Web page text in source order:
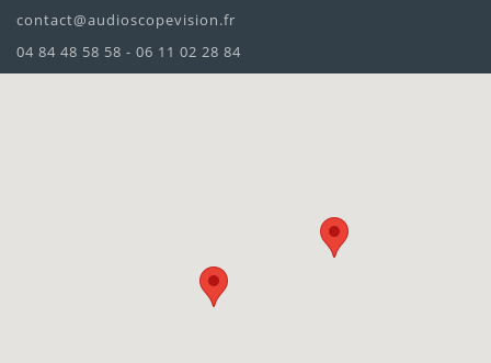
contact@audioscopevision.fr
04 84 48 58 58 - 06 11 02 28 84